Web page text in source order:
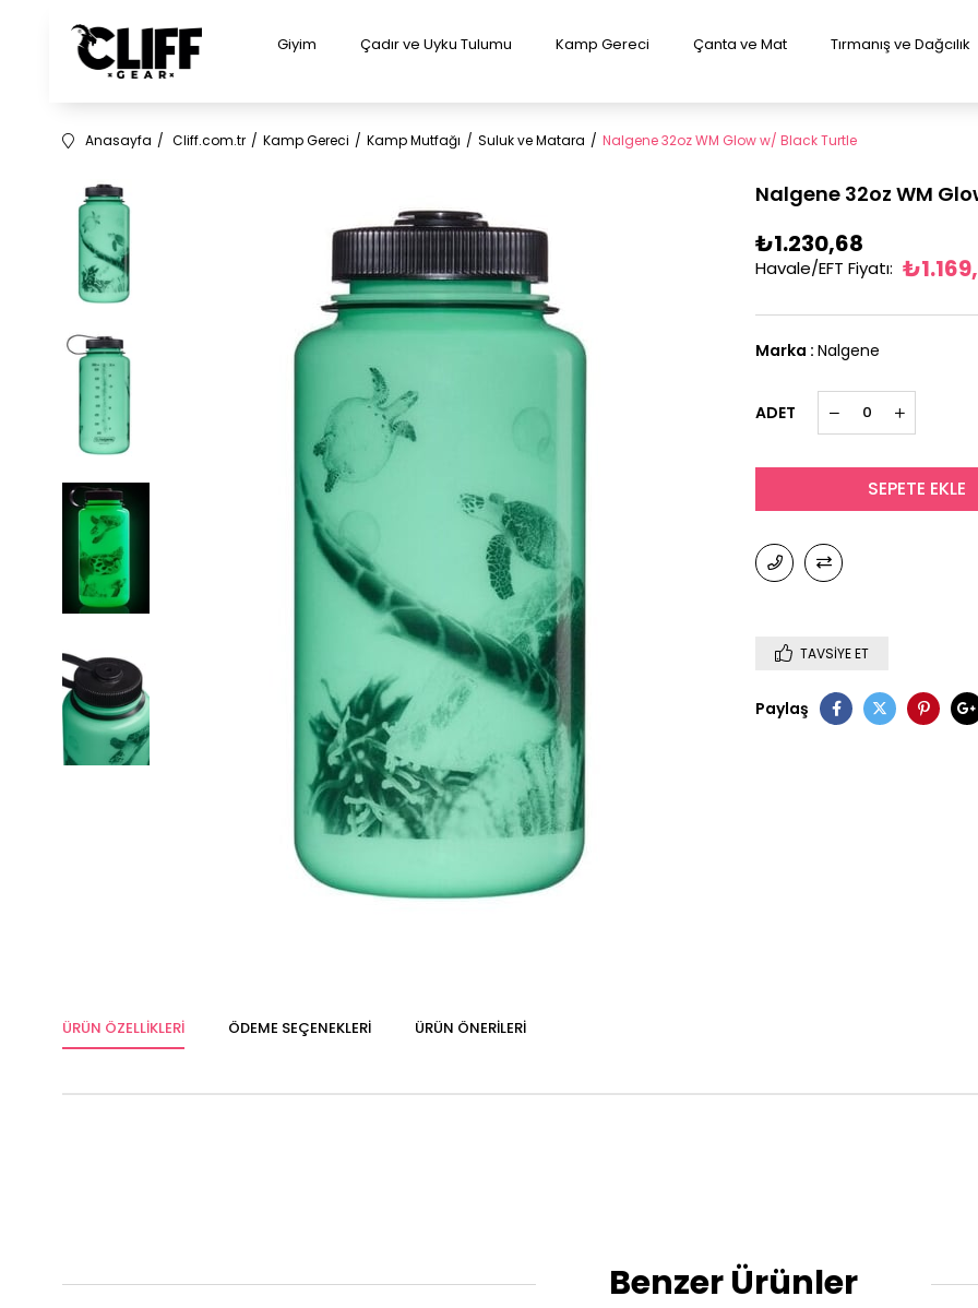
Giyim Çadır ve Uyku Tulumu Kamp Gereci Çanta ve Mat Tırmanış ve Dağcılık
Anasayfa Cliff.com.tr Kamp Gereci Kamp Mutfağı Suluk ve Matara Nalgene 32oz WM Glow w/ Black Turtle
Nalgene 32oz WM
₺1.230,68
Havale/EFT Fiyatı:
Marka : Nalgene
ADET
TAVSIYE ET
Paylaş
ÜRÜN ÖZELLIKLERI ÖDEME SEÇENEKLERI ÜRÜN ÖNERILERI
Benzer Ürünler